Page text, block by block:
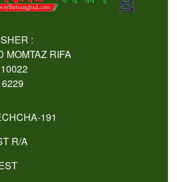
:
MOMTAZ RIFA
191
R/A